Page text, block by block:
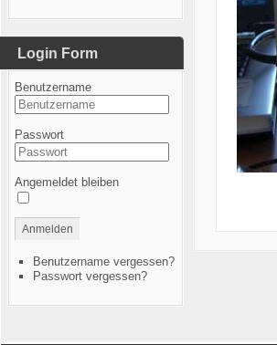
Login Form
Benutzername
Passwort
Angemeldet bleiben
Anmelden
Benutzername vergessen?
Passwort vergessen?